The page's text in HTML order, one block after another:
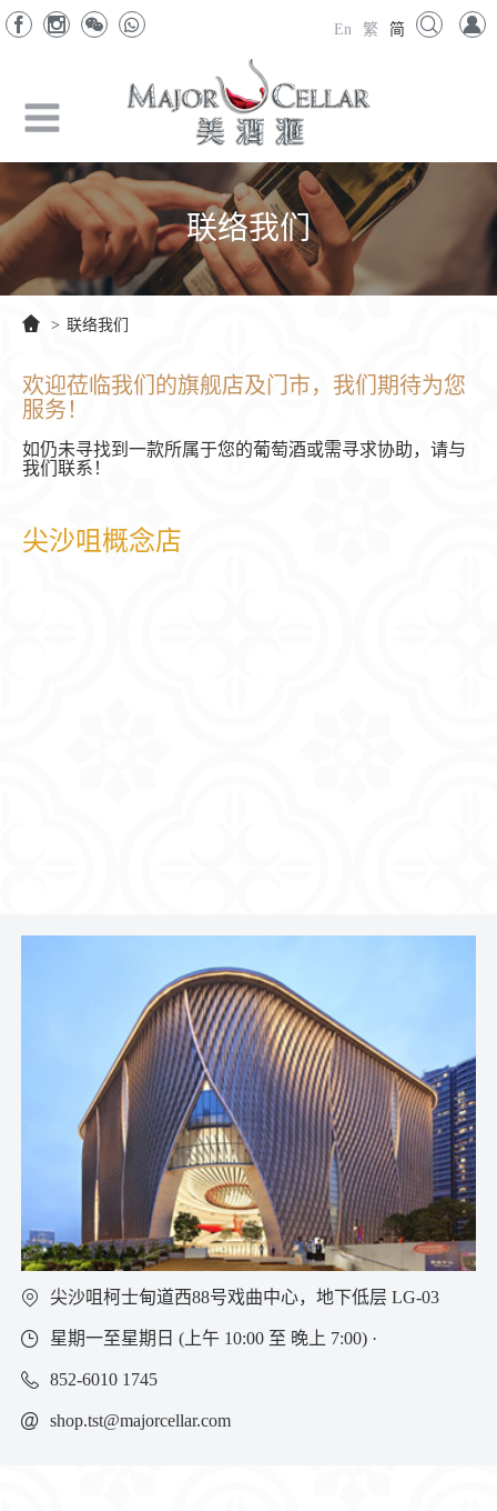
En 繁 简
联络我们
> 联络我们
欢迎莅临我们的旗舰店及门市，我们期待为您
服务！
如仍未寻找到一款所属于您的葡萄酒或需寻求协助，请与
我们联系！
尖沙咀概念店
尖沙咀柯士甸道西88号戏曲中心，地下低层 LG-03
星期一至星期日 (上午 10:00 至 晚上 7:00) ·
852-6010 1745
shop.tst@majorcellar.com